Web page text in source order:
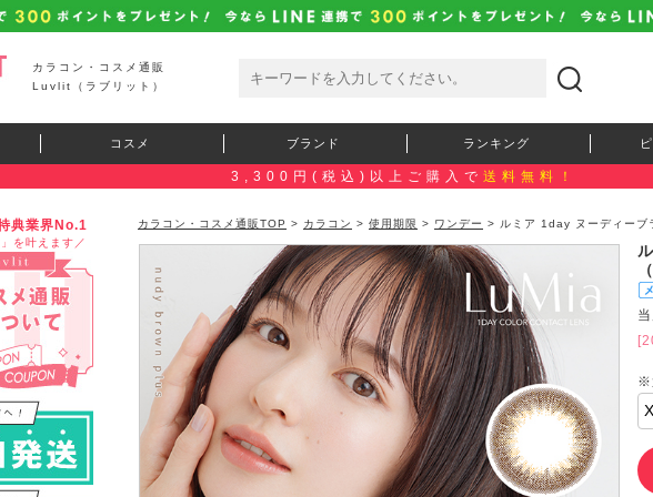
カラコン・コスメ通販
Luvlit（ラブリット）
コスメ ブランド ランキング
3,300円(税込)以上ご購入で 送料無料！
典業界No.1
を叶えます／
カラコン・コスメ通販TOP > カラコン > 使用期限 > ワンデー > ルミア 1day ヌーディー